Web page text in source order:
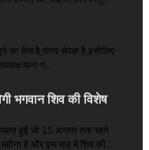
का तेज है,योग्य सेवक है,इसीलिए
माना ग...
भगवान शिव की विशेष
हुई जो 15 अगस्त तक रहने
है और इस माह में शिव की...